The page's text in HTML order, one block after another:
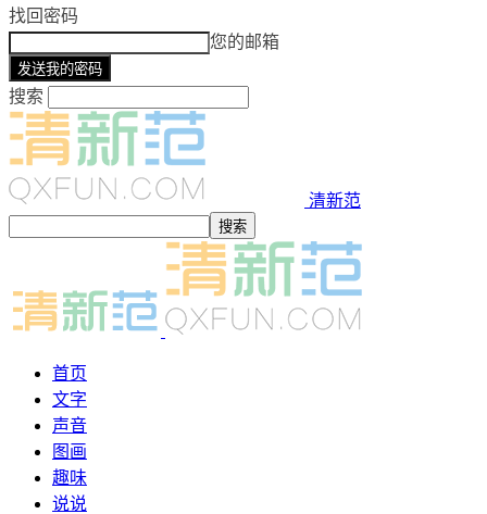
找回密码
您的邮箱
搜索
清新范
首页
文字
声音
图画
趣味
说说